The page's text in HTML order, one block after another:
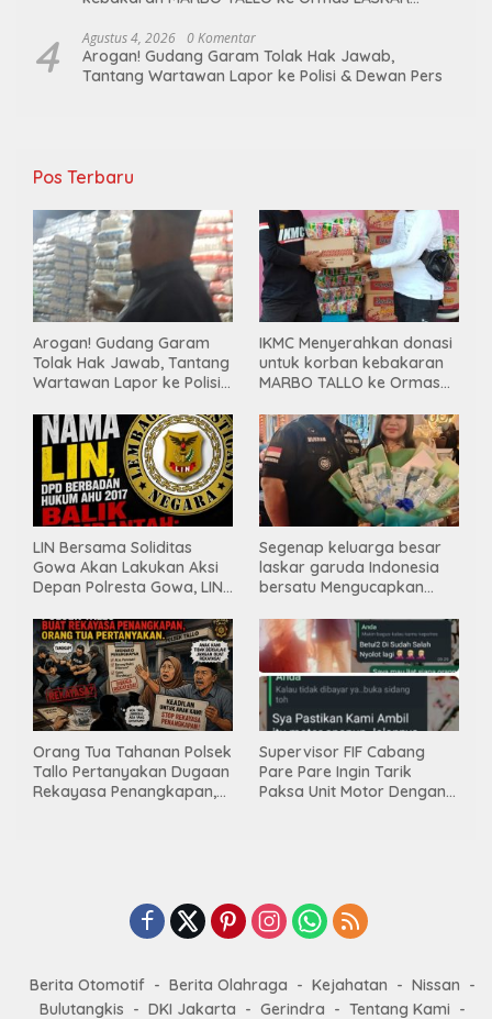
4 Agustus 4, 2026 0 Komentar
Arogan! Gudang Garam Tolak Hak Jawab,
Tantang Wartawan Lapor ke Polisi & Dewan Pers
Pos Terbaru
Arogan! Gudang Garam
Tolak Hak Jawab, Tantang
Wartawan Lapor ke Polisi
IKMC Menyerahkan donasi
untuk korban kebakaran
MARBO TALLO ke Ormas
INDONESIA BERSATU
LIN Bersama Soliditas
Gowa Akan Lakukan Aksi
Depan Polresta Gowa, LIN
Ge’eran Nama
Lembaganya Di Catut
Segenap keluarga besar
laskar garuda Indonesia
bersatu Mengucapkan
44 untuk ibu ketua umum
LGIB (Andi Sumarni).
Orang Tua Tahanan Polsek
Tallo Pertanyakan Dugaan
Rekayasa Penangkapan,
Supervisor FIF Cabang
Pare Pare Ingin Tarik
Paksa Unit Motor Dengan
Berita Otomotif Berita Olahraga Kejahatan
Nissan
Bulutangkis
DKI Jakarta Gerindra Tentang Kami